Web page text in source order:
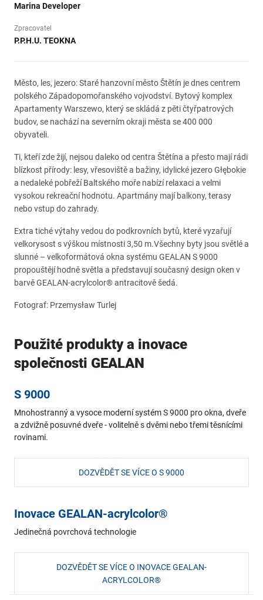
Marina Developer
Zpracovatel
P.P.H.U. TEOKNA
Město, les, jezero: Staré hanzovní město Štětín je dnes centrem
polského Západopomořanského vojvodství. Bytový komplex
Apartamenty Warszewo, který se skládá z pěti čtyřpatrových
budov, se nachází na severním okraji města se 400 000
obyvateli.
Ti, kteří zde žijí, nejsou daleko od centra Štětína a přesto mají rádi
blízkost přírody: lesy, vřesoviště a bažiny, idylické jezero Głębokie
a nedaleké pobřeží Baltského moře nabízí relaxaci a velmi
vysokou rekreační hodnotu. Apartmány mají balkony, terasy
nebo vstup do zahrady.
Extra tiché výtahy vedou do podkrovních bytů, které vyzařují
velkorysost s výškou místnosti 3,50 m.Všechny byty jsou světlé a
slunné – velkoformátová okna systému GEALAN S 9000
propouštějí hodně světla a představují současný design oken v
barvě GEALAN-acrylcolor® antracitově šedá.
Fotograf: Przemysław Turlej
Použité produkty a inovace
společnosti GEALAN
S 9000
Mnohostranný a vysoce moderní systém S 9000 pro okna, dveře
a zdvižně posuvné dveře - volitelně s dvěmi nebo třemi těsnícími
rovinami.
DOZVĚDĚT SE VÍCE O S 9000
Inovace GEALAN-acrylcolor®
Jedinečná povrchová technologie
DOZVĚDĚT SE VÍCE O INOVACE GEALAN-
ACRYLCOLOR®